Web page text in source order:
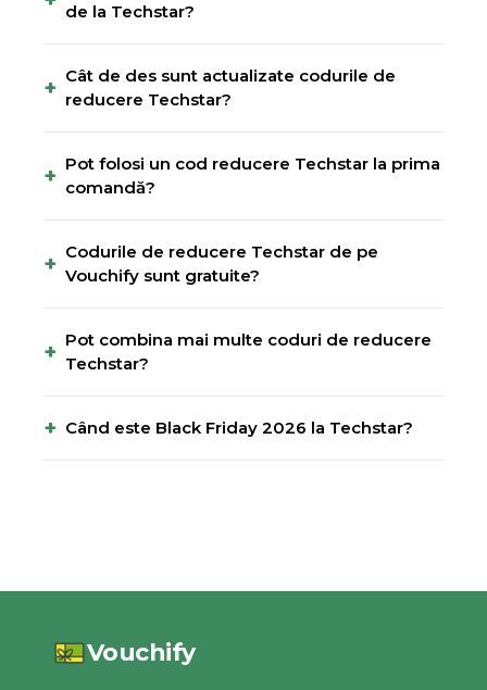
de la Techstar?
+ Cât de des sunt actualizate codurile de
reducere Techstar?
+ Pot folosi un cod reducere Techstar la prima
comandă?
+ Codurile de reducere Techstar de pe
Vouchify sunt gratuite?
+ Pot combina mai multe coduri de reducere
Techstar?
+ Când este Black Friday 2026 la Techstar?
Vouchify